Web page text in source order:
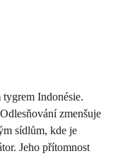
Indonésie.
zmenšuje
sídlům, kde je
Jeho přítomnost